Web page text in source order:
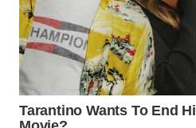
WN
SUKABUMI
PURWAKARTA